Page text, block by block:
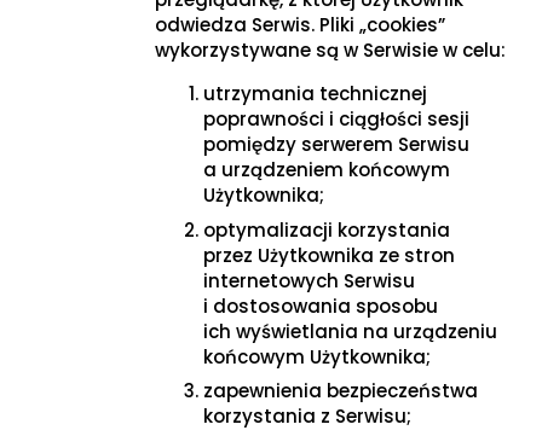
odwiedza Serwis. Pliki „cookies”
wykorzystywane są w Serwisie w celu:
utrzymania technicznej
poprawności i ciągłości sesji
pomiędzy serwerem Serwisu
a urządzeniem końcowym
Użytkownika;
optymalizacji korzystania
przez Użytkownika ze stron
internetowych Serwisu
i dostosowania sposobu
ich wyświetlania na urządzeniu
końcowym Użytkownika;
zapewnienia bezpieczeństwa
korzystania z Serwisu;